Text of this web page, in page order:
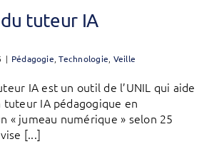
tuteur IA
| Pédagogie ,Technologie Veille
IA est un outil de l’UNIL qui aide
tuteur IA pédagogique en
« jumeau numérique » selon 25
[...]